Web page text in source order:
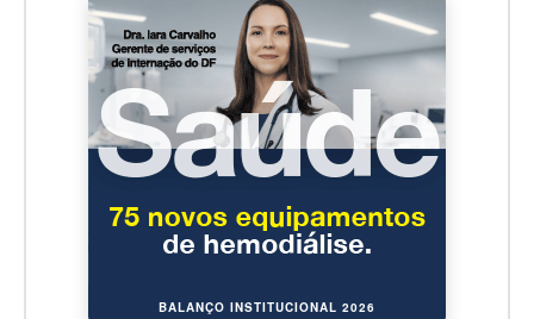
BALANÇO INSTITUCIONAL 2026